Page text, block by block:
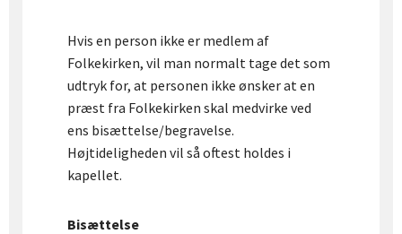
Hvis en person ikke er medlem af
Folkekirken, vil man normalt tage det som
udtryk for, at personen ikke ønsker at en
præst fra Folkekirken skal medvirke ved
ens bisættelse/begravelse.
Højtideligheden vil så oftest holdes i
kapellet.
Bisættelse